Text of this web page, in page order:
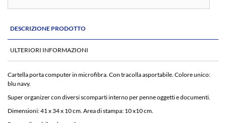
DESCRIZIONE PRODOTTO
ULTERIORI INFORMAZIONI
Cartella porta computer in microfibra. Con tracolla asportabile. Colore unico:
blu navy.
Super organizer con diversi scomparti interno per penne oggetti e documenti.
Dimensioni: 41 x 34 x 10 cm. Area di stampa: 10 x10 cm.